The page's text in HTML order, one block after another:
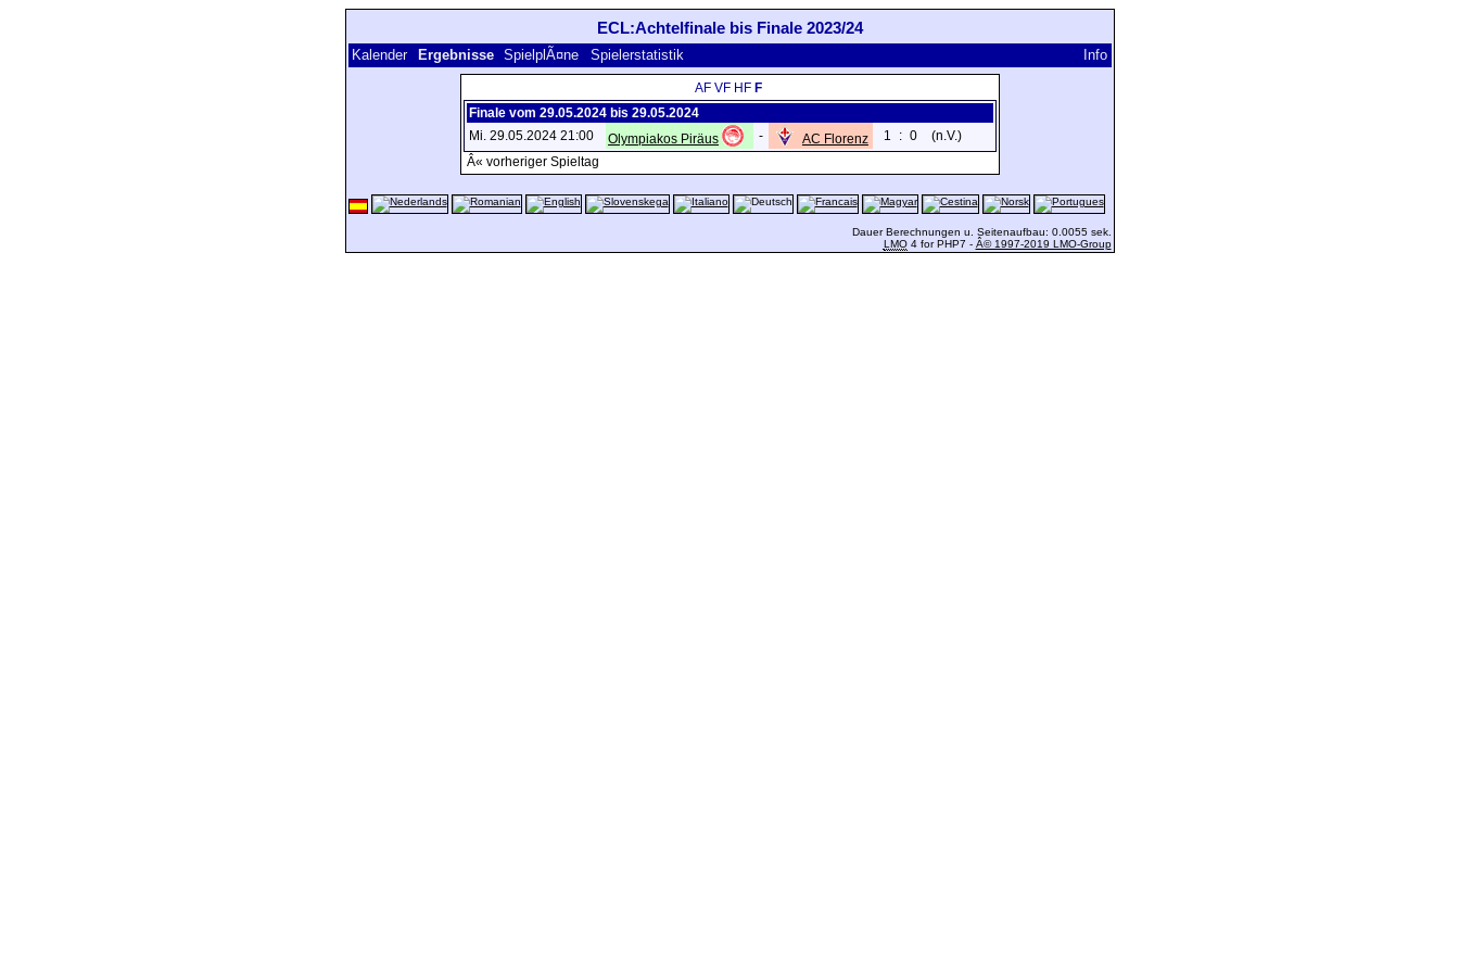
ECL:Achtelfinale bis Finale 2023/24
Kalender Ergebnisse SpielplÃ¤ne Spielerstatistik Info
AF VF HF F
Finale vom 29.05.2024 bis 29.05.2024
Mi. 29.05.2024 21:00
Olympiakos Piräus - AC Florenz 1 : 0
(n.V.)
Â« vorheriger Spieltag
Dauer Berechnungen u. Seitenaufbau: 0.0055 sek.
LMO4 for PHP7 - Â© 1997-2019 LMO-Group